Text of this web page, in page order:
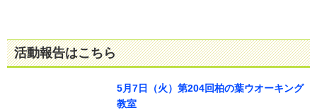
活動報告はこちら
5月7日（火）第204回柏の葉ウオーキング
教室